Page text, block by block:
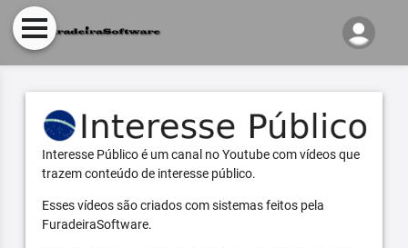
Interesse Público é um canal no Youtube com vídeos que
trazem conteúdo de interesse público.
Esses vídeos são criados com sistemas feitos pela
FuradeiraSoftware.